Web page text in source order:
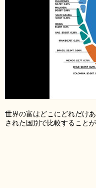
世界の富はどこにどれだけ
された国別で比較することが